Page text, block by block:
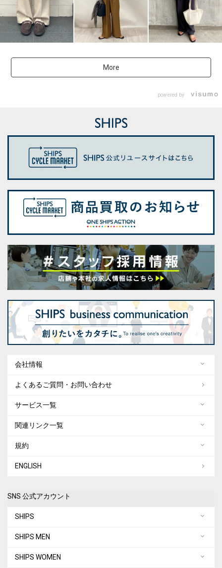
More
powered by
会社情報
よくあるご質問・お問い合わせ
サービス一覧
関連リンク一覧
規約
ENGLISH
SNS 公式アカウント
SHIPS
SHIPS MEN
SHIPS WOMEN